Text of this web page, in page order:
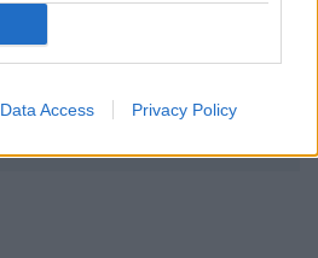
Data Access Privacy Policy
Előfizetés